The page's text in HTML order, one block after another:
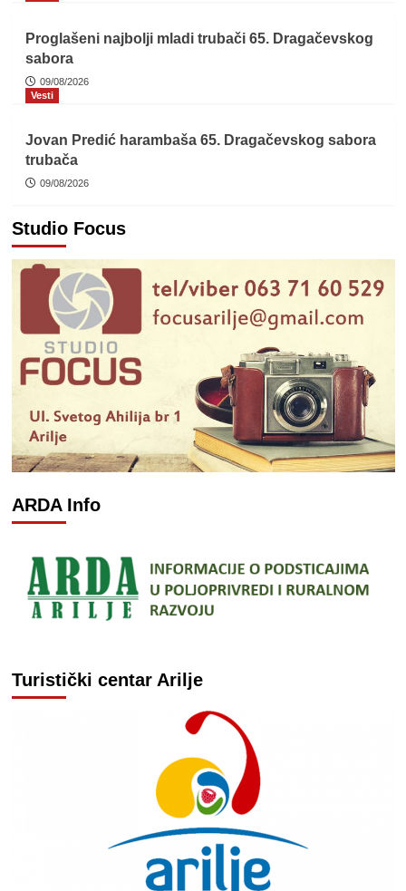
Proglašeni najbolji mladi trubači 65. Dragačevskog
sabora
09/08/2026
Vesti
Jovan Predić harambaša 65. Dragačevskog sabora
trubača
09/08/2026
Studio Focus
ARDA Info
Turistički centar Arilje